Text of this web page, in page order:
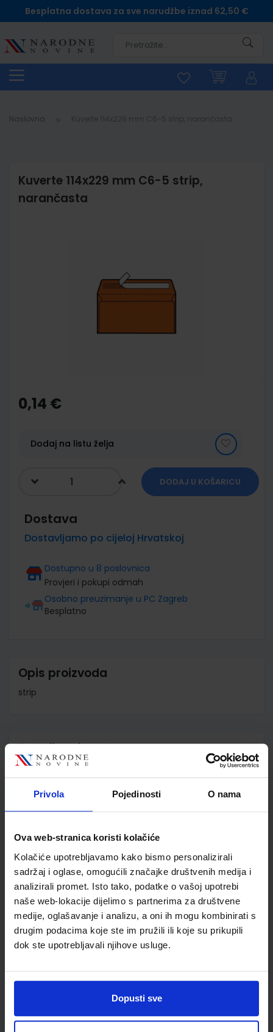
Privola Pojedinosti O nama
Ova web-stranica koristi kolačiće
Kolačiće upotrebljavamo kako bismo personalizirali
sadržaj i oglase, omogućili značajke društvenih medija i
analizirali promet. Isto tako, podatke o vašoj upotrebi
naše web-lokacije dijelimo s partnerima za društvene
medije, oglašavanje i analizu, a oni ih mogu kombinirati s
drugim podacima koje ste im pružili ili koje su prikupili
dok ste upotrebljavali njihove usluge.
Dopusti sve
Besplatna dostava za sve narudžbe iznad 62,50 €
Naslovna
Kuverte 114x229 mm C6-5 strip,
narančasta
the
beginning
gallery
0,14 €
Dodaj na listu želja
DODAJ U KOŠARICU
Dostava
Dostavljamo po cijeloj Hrvatskoj
Dostupno u 8 poslovnica
Provjeri i pokupi odmah
Osobno preuzimanje u PC Zagreb
Besplatno
Opis proizvoda
strip
Detalji proizvoda
Šifra proizvoda
Newsletter prijava
Prijavite se kako bi primali informacije o novim
proizvodima i uslugama, akcijama i drugim
pogodnostima